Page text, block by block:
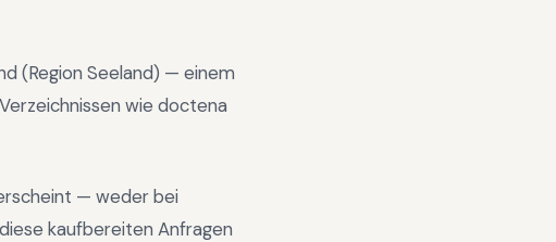
(Region Seeland) — einem
wie doctena
— weder bei
kaufbereiten Anfragen